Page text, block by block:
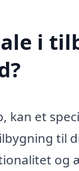
i
kan et
til
og